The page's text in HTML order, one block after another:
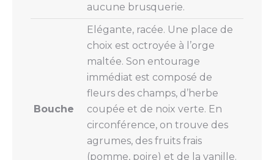
aucune brusquerie.
Bouche
Elégante, racée. Une place de
choix est octroyée à l’orge
maltée. Son entourage
immédiat est composé de
fleurs des champs, d’herbe
coupée et de noix verte. En
circonférence, on trouve des
agrumes, des fruits frais
(pomme, poire) et de la vanille.